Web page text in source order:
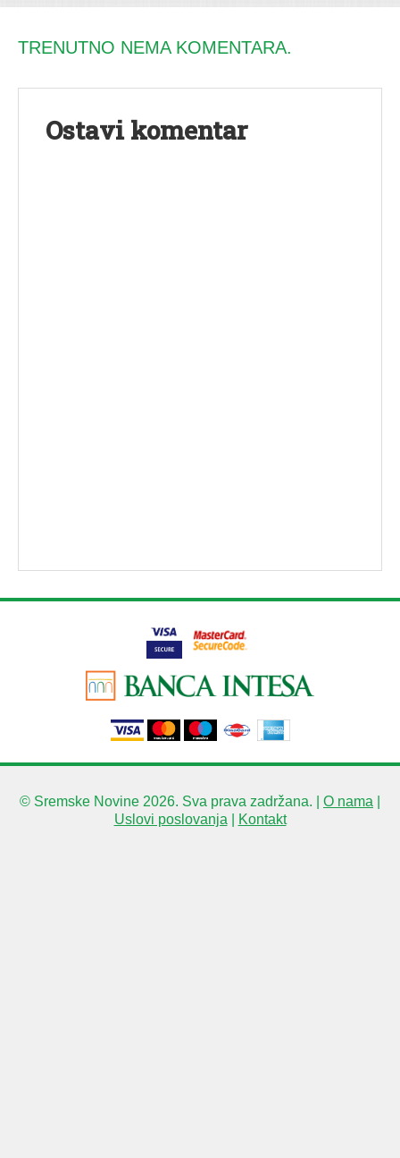
TRENUTNO NEMA KOMENTARA.
Ostavi komentar
© Sremske Novine 2026. Sva prava zadržana. | O nama
Uslovi poslovanja
Kontakt